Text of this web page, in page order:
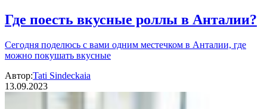
Где поесть вкусные роллы в Анталии?
Сегодня поделюсь с вами одним местечком в Анталии, где
можно покушать вкусные
Автор:Tati Sindeckaia
13.09.2023